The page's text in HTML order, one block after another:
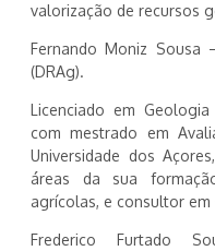
valorização de recursos
Fernando Moniz Sousa
(DRAg).
Licenciado em
com mestrado em
Universidade dos
áreas da sua
agrícolas, e consultor
Frederico Furtado